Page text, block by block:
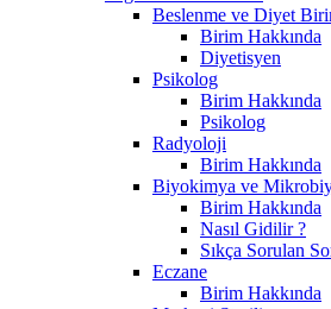
Beslenme ve Diyet
Birim Hakkında
Diyetisyen
Psikolog
Birim Hakkında
Psikolog
Radyoloji
Birim Hakkında
Biyokimya ve
Birim Hakkında
Nasıl Gidilir ?
Sıkça Sorulan
Eczane
Birim Hakkında